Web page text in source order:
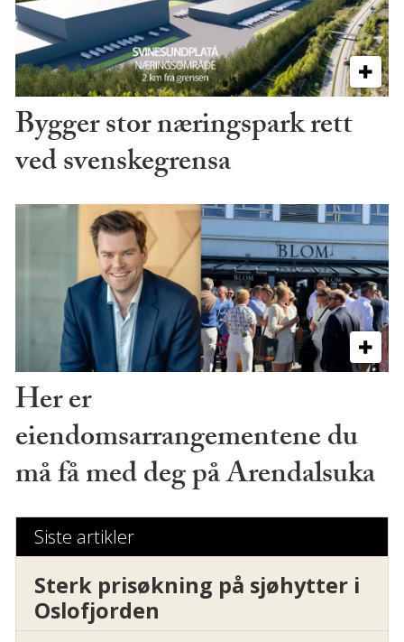
Bygger stor næringspark rett
ved svenskegrensa
Her er
eiendomsarrangementene du
må få med deg på Arendalsuka
Siste artikler
Sterk prisøkning på sjøhytter i
Oslofjorden